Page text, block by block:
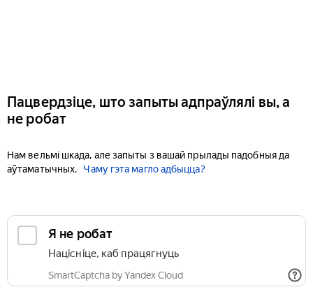
Пацвердзіце, што запыты адпраўлялі вы, а
не робат
Нам вельмі шкада, але запыты з вашай прылады падобныя да
аўтаматычных.
Чаму гэта магло адбыцца?
Я не робат
Націсніце, каб працягнуць
SmartCaptcha by Yandex Cloud